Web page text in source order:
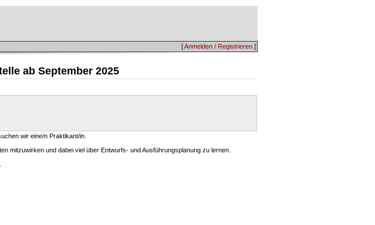
[Anmelden / Registrieren ]
ab September 2025
wir eine/n Praktikant/in.
mitzuwirken und dabei viel über Entwurfs- und Ausführungsplanung zu lernen.